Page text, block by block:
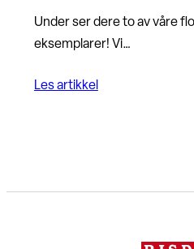
Under ser dere to av våre
eksemplarer! Vi…
Les artikkel